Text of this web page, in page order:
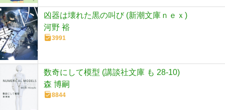
凶器は壊れた黒の叫び (新潮文庫ｎｅｘ)
河野 裕
3991
数奇にして模型 (講談社文庫 も 28-10)
森 博嗣
8844